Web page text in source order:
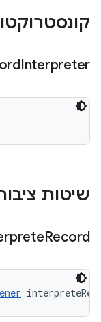
Interpreter
שיטות
Record